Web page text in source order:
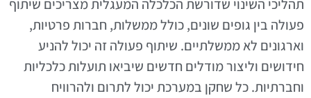
תהליכי השינוי שדורשת הכלכלה המעגלית מצריכים שיתוף
פעולה בין גופים שונים, כולל ממשלות, חברות פרטיות,
וארגונים לא ממשלתיים. שיתוף פעולה זה יכול להניע
חידושים וליצור מודלים חדשים שיביאו תועלות כלכליות
וחברתיות. כל שחקן במערכת יכול לתרום ולהרוויח